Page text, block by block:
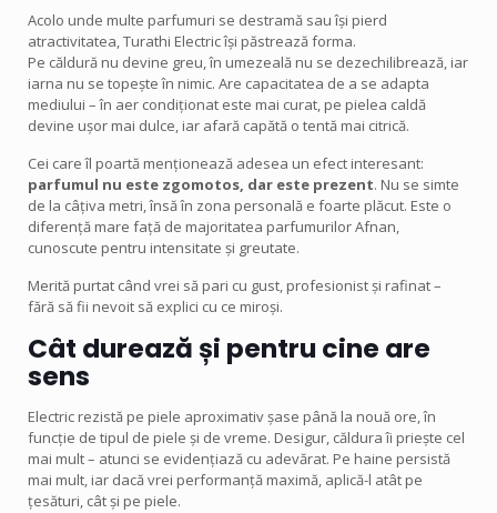
Acolo unde multe parfumuri se destramă sau își pierd
atractivitatea, Turathi Electric își păstrează forma.
Pe căldură nu devine greu, în umezeală nu se dezechilibrează, iar
iarna nu se topește în nimic. Are capacitatea de a se adapta
mediului – în aer condiționat este mai curat, pe pielea caldă
devine ușor mai dulce, iar afară capătă o tentă mai citrică.
Cei care îl poartă menționează adesea un efect interesant:
parfumul nu este zgomotos, dar este prezent. Nu se simte
de la câțiva metri, însă în zona personală e foarte plăcut. Este o
diferență mare față de majoritatea parfumurilor Afnan,
cunoscute pentru intensitate și greutate.
Merită purtat când vrei să pari cu gust, profesionist și rafinat –
fără să fii nevoit să explici cu ce miroși.
Cât durează și pentru cine are
sens
Electric rezistă pe piele aproximativ șase până la nouă ore, în
funcție de tipul de piele și de vreme. Desigur, căldura îi priește cel
mai mult – atunci se evidențiază cu adevărat. Pe haine persistă
mai mult, iar dacă vrei performanță maximă, aplică-l atât pe
țesături, cât și pe piele.